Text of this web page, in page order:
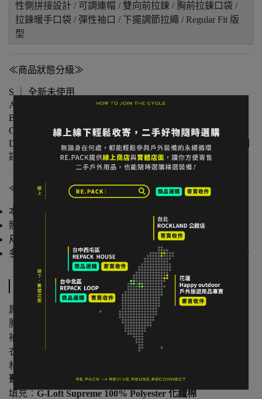
性側拼接設計 / 可調連帽 / 雙向前拉鍊 / 胸前拉鍊口袋 /
拉鍊暖手口袋 / 彈性袖口 / 下擺調節拉繩 / Regular Fit 版
型
≪商品狀態分級≫
S ｜ 全新未使用
A ｜ 輕微著用痕跡，無明顯損傷
B ｜ 中度著用痕跡，功能正常
C ｜ 明顯使用痕跡或外觀瑕疵但功能無虞
D ｜ 重度使用 / 長期未使用 / 影響主要功能的瑕疵，請仔細
評估商品狀況
≪注意事項≫
本店與實體店同步販售，庫存可能有時間差。
照片已盡量呈現實色，螢幕設定不同可能略有差異。
尺寸為人工測量，可能有些微誤差。
多件不同門市商品將併單出貨，出貨時間可能延後 1–2 日。
規格說明
肩寬：
約 48 cm（M 碼）
胸寬平量：
約 57 cm（M 碼）
袖長：
衣長：
約 74 cm
材質：
聚酯纖維拼接
填充： G-Loft Supreme 100% Polyester 化纖棉